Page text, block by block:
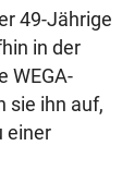
49-Jährige
in der
WEGA-
sie ihn auf,
einer